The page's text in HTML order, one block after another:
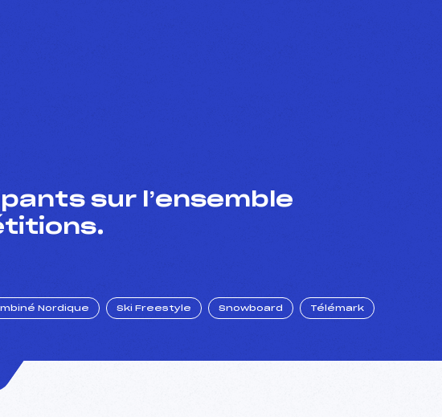
sur l’ensemble
Nordique Ski Freestyle Snowboard Télémark